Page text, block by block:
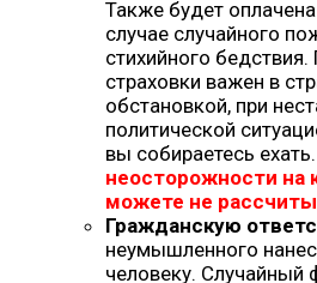
Также будет
случае случайного
стихийного
страховки важен в
обстановкой, при
политической
вы собираетесь ехать.
неосторожности на
можете не
Гражданскую
неумышленного
человеку. Случайный